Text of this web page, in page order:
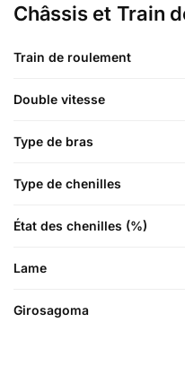
Châssis et Train
Train de roulement
Double vitesse
Type de bras
Type de chenilles
État des chenilles (%)
Lame
Girosagoma